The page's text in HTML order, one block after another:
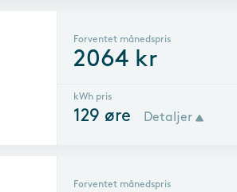
Forventet månedspris
2064 kr
kWh pris
129 øre Detaljer
Forventet månedspris